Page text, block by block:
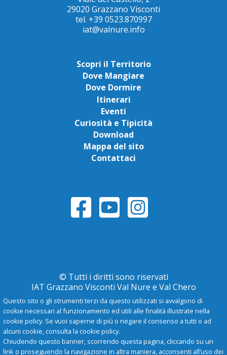
29020 Grazzano Visconti
tel. +39 0523.870997
iat@valnure.info
Scopri il Territorio
Dove Mangiare
Dove Dormire
Itinerari
Eventi
Curiosità e Tipicità
Download
Mappa del sito
Contattaci
© Tutti i diritti sono riservati
IAT Grazzano Visconti Val Nure e Val Chero
Privacy Policy
Questo sito o gli strumenti terzi da questo utilizzati si avvalgono di
cookie necessari al funzionamento ed utili alle finalità illustrate nella
cookie policy. Se vuoi saperne di più o negare il consenso a tutti o ad
alcuni cookie, consulta la cookie policy.
Chiudendo questo banner, scorrendo questa pagina, cliccando su un
link o proseguendo la navigazione in altra maniera, acconsenti all’uso dei
- A +